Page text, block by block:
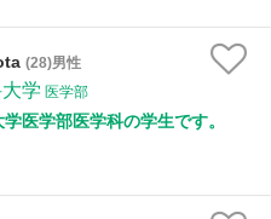
(28)男性
学 医学部
医学部医学科の学生です。